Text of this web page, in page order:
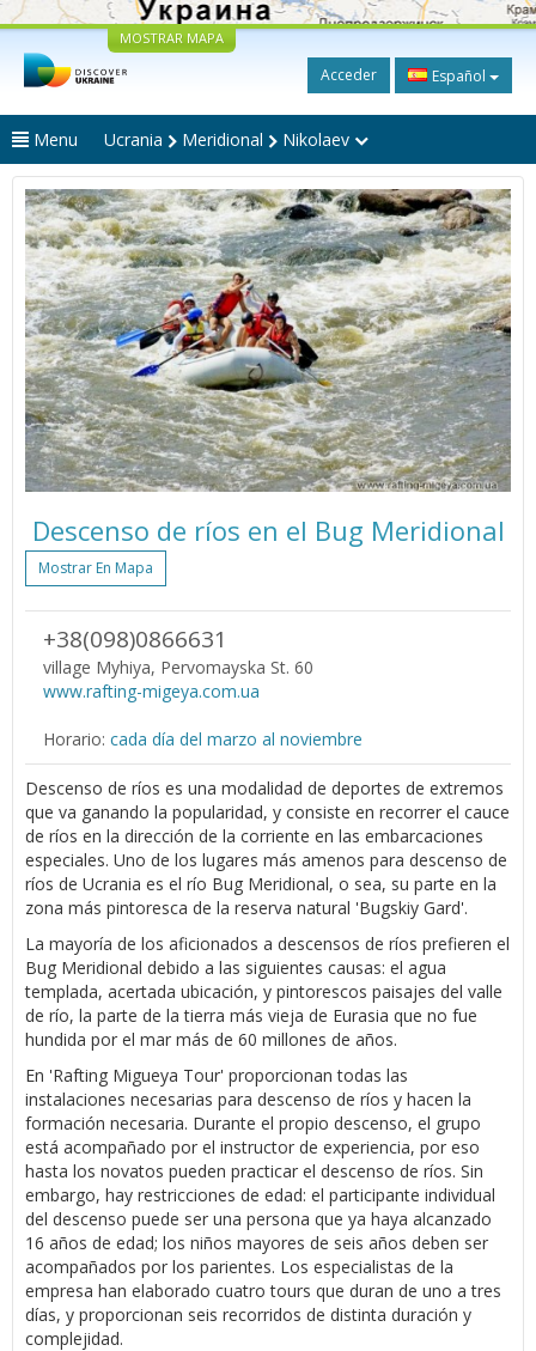
MOSTRAR MAPA
Acceder Español
Menu Ucrania Meridional Nikolaev
Descenso de ríos en el Bug Meridional
Mostrar En Mapa
+38(098)0866631
village Myhiya, Pervomayska St. 60
www.rafting-migeya.com.ua
Horario: cada día del marzo al noviembre
Descenso de ríos es una modalidad de deportes de extremos
que va ganando la popularidad, y consiste en recorrer el cauce
de ríos en la dirección de la corriente en las embarcaciones
especiales. Uno de los lugares más amenos para descenso de
ríos de Ucrania es el río Bug Meridional, o sea, su parte en la
zona más pintoresca de la reserva natural 'Bugskiy Gard'.
La mayoría de los aficionados a descensos de ríos prefieren el
Bug Meridional debido a las siguientes causas: el agua
templada, acertada ubicación, y pintorescos paisajes del valle
de río, la parte de la tierra más vieja de Eurasia que no fue
hundida por el mar más de 60 millones de años.
En 'Rafting Migueya Tour' proporcionan todas las
instalaciones necesarias para descenso de ríos y hacen la
formación necesaria. Durante el propio descenso, el grupo
está acompañado por el instructor de experiencia, por eso
hasta los novatos pueden practicar el descenso de ríos. Sin
embargo, hay restricciones de edad: el participante individual
del descenso puede ser una persona que ya haya alcanzado
16 años de edad; los niños mayores de seis años deben ser
acompañados por los parientes. Los especialistas de la
empresa han elaborado cuatro tours que duran de uno a tres
días, y proporcionan seis recorridos de distinta duración y
complejidad.